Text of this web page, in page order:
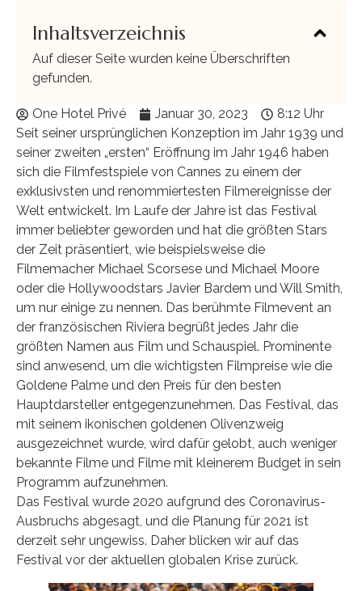
Inhaltsverzeichnis
Auf dieser Seite wurden keine Überschriften
gefunden.
One Hotel Privé Januar 30, 2023
8:12 Uhr
Seit seiner ursprünglichen Konzeption im Jahr 1939 und
seiner zweiten „ersten“ Eröffnung im Jahr 1946 haben
sich die Filmfestspiele von Cannes zu einem der
exklusivsten und renommiertesten Filmereignisse der
Welt entwickelt. Im Laufe der Jahre ist das Festival
immer beliebter geworden und hat die größten Stars
der Zeit präsentiert, wie beispielsweise die
Filmemacher Michael Scorsese und Michael Moore
oder die Hollywoodstars Javier Bardem und Will Smith,
um nur einige zu nennen. Das berühmte Filmevent an
der französischen Riviera begrüßt jedes Jahr die
größten Namen aus Film und Schauspiel. Prominente
sind anwesend, um die wichtigsten Filmpreise wie die
Goldene Palme und den Preis für den besten
Hauptdarsteller entgegenzunehmen. Das Festival, das
mit seinem ikonischen goldenen Olivenzweig
ausgezeichnet wurde, wird dafür gelobt, auch weniger
bekannte Filme und Filme mit kleinerem Budget in sein
Programm aufzunehmen.
Das Festival wurde 2020 aufgrund des Coronavirus-
Ausbruchs abgesagt, und die Planung für 2021 ist
derzeit sehr ungewiss. Daher blicken wir auf das
Festival vor der aktuellen globalen Krise zurück.